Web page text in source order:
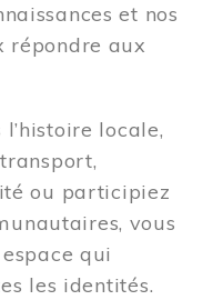
et nos
répondre aux
locale,
ou participiez
vous
qui
les identités.